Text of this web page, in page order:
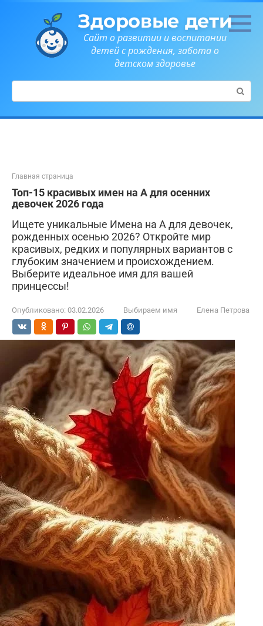
Здоровые дети
Сайт о развитии и воспитании
детей с рождения, забота о
детском здоровье
Поиск:
Главная страница
Топ-15 красивых имен на А для осенних
девочек 2026 года
Ищете уникальные Имена на А для девочек,
рожденных осенью 2026? Откройте мир
красивых, редких и популярных вариантов с
глубоким значением и происхождением.
Выберите идеальное имя для вашей
принцессы!
Опубликовано: 03.02.2026 Выбираем имя Елена Петрова